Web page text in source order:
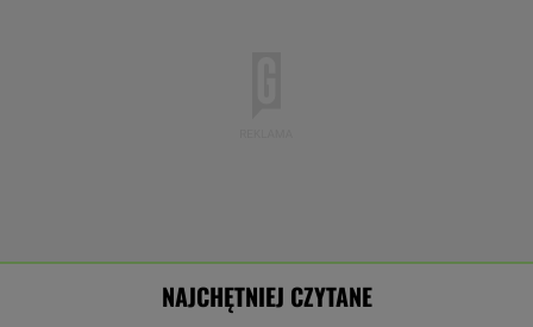
NAJCHĘTNIEJ CZYTANE